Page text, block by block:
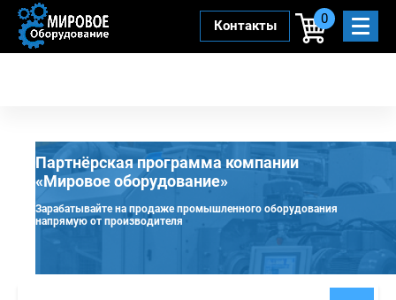
Контакты 0
Партнёрская программа компании
«Мировое оборудование»
Зарабатывайте на продаже промышленного оборудования
напрямую от производителя